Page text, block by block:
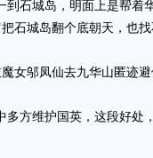
石城岛，明面上是帮着
石城岛翻个底朝天，也
女邬凤仙去九华山匿迹
方维护国英，这段好处